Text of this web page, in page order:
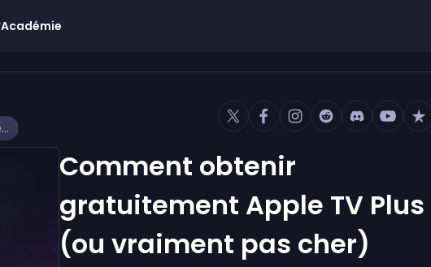
Académie
Comment obtenir gratuitement Apple TV Plus (ou vraiment pas cher)
Comment obtenir
gratuitement Apple TV Plus
(ou vraiment pas cher)